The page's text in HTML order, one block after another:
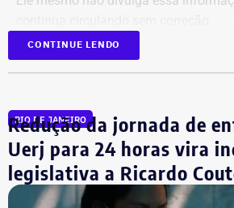
No material de
André Marinho informa que desistiu
Estados Unidos porque decidiu voltar
em plena efervescência do
Dilma Rousseff (PT). No Rio,
CONTINUE LENDO
RIO DE JANEIRO
Redução da jornada de
Uerj para 24 horas vira
legislativa a Ricardo